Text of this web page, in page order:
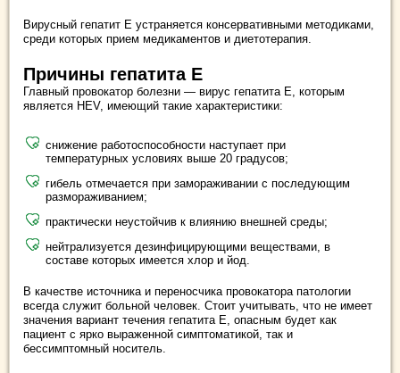
Вирусный гепатит Е устраняется консервативными методиками,
среди которых прием медикаментов и диетотерапия.
Причины гепатита Е
Главный провокатор болезни — вирус гепатита Е, которым
является HEV, имеющий такие характеристики:
снижение работоспособности наступает при
температурных условиях выше 20 градусов;
гибель отмечается при замораживании с последующим
размораживанием;
практически неустойчив к влиянию внешней среды;
нейтрализуется дезинфицирующими веществами, в
составе которых имеется хлор и йод.
В качестве источника и переносчика провокатора патологии
всегда служит больной человек. Стоит учитывать, что не имеет
значения вариант течения гепатита Е, опасным будет как
пациент с ярко выраженной симптоматикой, так и
бессимптомный носитель.